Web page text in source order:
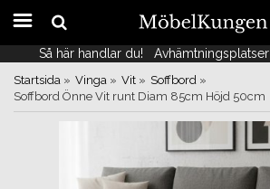
Så här handlar du! Avhämtningsplatser
Så här handlar du! Avhämtningsplatser
Startsida » Vinga » Vit » Soffbord »
Soffbord Önne Vit runt Diam 85cm Höjd 50cm